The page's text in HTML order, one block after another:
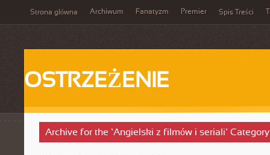
Strona główna Archiwum Fanatyzm Premier Spis Treści
OSTRZEŻENIE
Archive for the ‘Angielski z filmów i seriali’ Category